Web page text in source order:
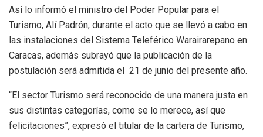
Así lo informó el ministro del Poder Popular para el
Turismo, Alí Padrón, durante el acto que se llevó a cabo en
las instalaciones del Sistema Teleférico Warairarepano en
Caracas, además subrayó que la publicación de la
postulación será admitida el 21 de junio del presente año.
“El sector Turismo será reconocido de una manera justa en
sus distintas categorías, como se lo merece, así que
felicitaciones”, expresó el titular de la cartera de Turismo,